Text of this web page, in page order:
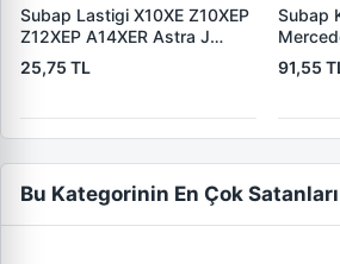
Subap Lastigi X10XE Z10XEP
Z12XEP A14XER Astra J
Astra H Corsa B Corsa D
Vectra C Astra G Meriva B
12010337 | OEM 55190344
25,75 TL
Subap
VA03
15,00
91,55
Bu Kategorinin En Çok Satanları